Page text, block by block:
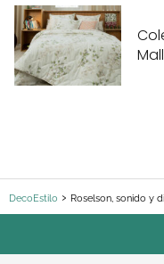
DecoEstilo Roselson, sonido y